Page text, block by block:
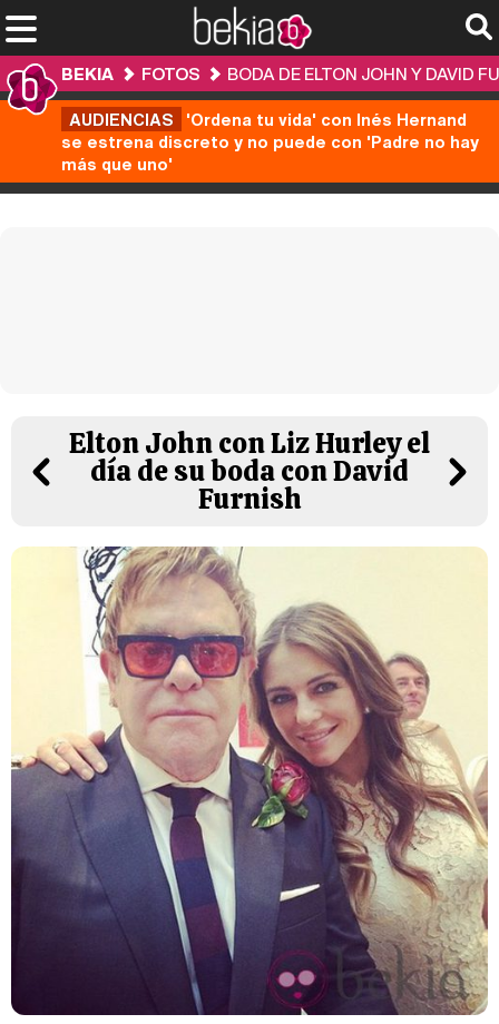
BEKIA FOTOS
BODA DE ELTON JOHN Y DAVID
AUDIENCIAS 'Ordena tu vida' con Inés Hernand
se estrena discreto y no puede con 'Padre no hay
más que uno'
Elton John con Liz Hurley el
día de su boda con David
Furnish